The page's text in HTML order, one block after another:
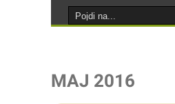
MAJ 2016